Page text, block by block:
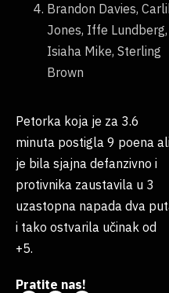
Brandon Davies,
Jones, Iffe Lundberg,
Isiaha Mike, Sterling
Brown
Petorka koja je za 3.6
minuta postigla 9 poena ali
je bila sjajna defanzivno i
protivnika zaustavila u 3
uzastopna napada dva
i tako ostvarila učinak od
+5.
Pratite nas!